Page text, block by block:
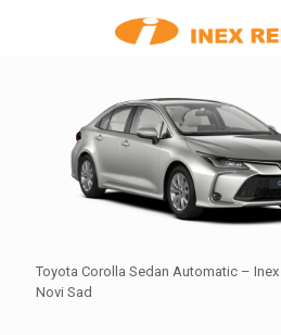
Toyota Corolla Sedan Automatic – Inex
Novi Sad